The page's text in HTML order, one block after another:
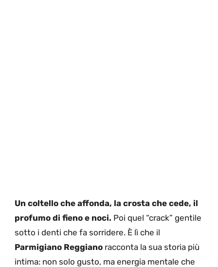
Un coltello che affonda, la crosta che cede, il
profumo di fieno e noci. Poi quel “crack” gentile
sotto i denti che fa sorridere. È lì che il
Parmigiano Reggiano racconta la sua storia più
intima: non solo gusto, ma energia mentale che